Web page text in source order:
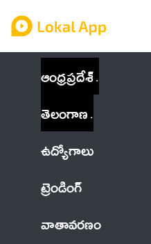
ఆంధ్రప్రదేశ్
తెలంగాణ
ఉద్యోగాలు
ట్రెండింగ్
వాతావరణం